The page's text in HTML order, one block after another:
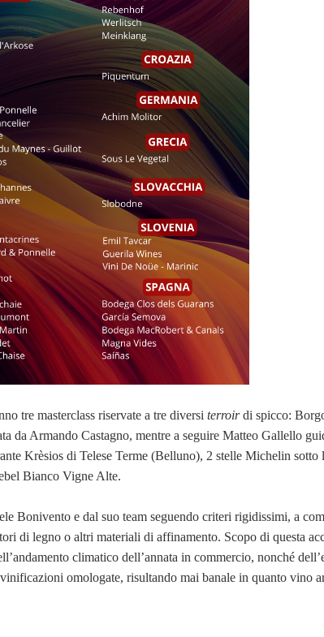
tre masterclass riservate a tre diversi terroirdi spicco:
da Armando Castagno, mentre a seguire Matteo Gallello
Krèsios di Telese Terme (Belluno), 2 stelle Michelin sotto
Bianco Vigne Alte.
Bonivento e dal suo team seguendo criteri rigidissimi, a
di legno o altri materiali di affinamento. Scopo di questa
climatico dell’annata in commercio, nonché
omologate, risultando mai banale in quanto vino